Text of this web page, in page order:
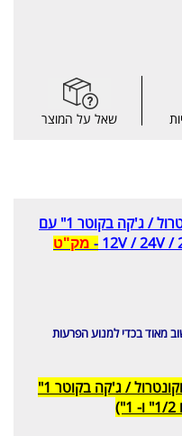
שאל על המוצר
ברז גז חשמלי (סולונואיד) טכנוקונטרול / ג'קה בקוטר 1" עם
- מק"ט
מאוד בכדי למנוע הפרעות
ועכשיו במבצע ברז גז חשמלי טכנוקונטרול / ג'קה בקוטר 1"